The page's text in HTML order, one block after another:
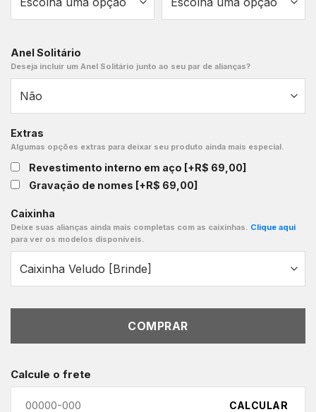
Anel Solitário
Deseja incluir um Anel Solitário junto ao seu par de alianças?
Extras
Algumas opções extras para deixar seu produto ainda mais especial.
Revestimento interno em aço [+R$ 69,00]
Gravação de nomes [+R$ 69,00]
Caixinha
Deixe suas alianças ainda mais completas com as caixinhas. Clique aqui
para ver os modelos disponíveis.
COMPRAR
Calcule o frete
CALCULAR